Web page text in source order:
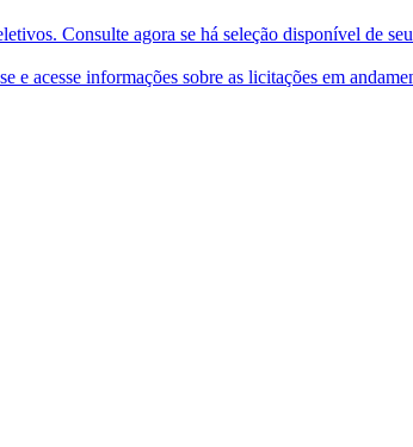
Consulte agora se há seleção disponível de
e acesse informações sobre as licitações em